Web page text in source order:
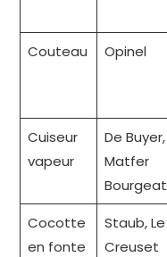
Couteau
Opinel
Cuiseur
vapeur
De Buyer,
Matfer
Bourgeat
Cocotte
en fonte
Staub, Le
Creuset